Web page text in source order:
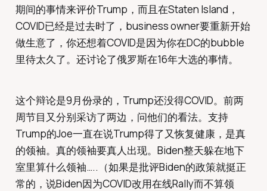
期间的事情来评价Trump，而且在Staten Island，
COVID已经是过去时了，business owner要重新开始
做生意了，你还想着COVID是因为你在DC的bubble
里待太久了。还讨论了俄罗斯在16年大选的事情。
这个辩论是9月份录的，Trump还没得COVID。前两
周节目又分别采访了两边，问他们的看法。支持
Trump的Joe一直在说Trump得了又恢复健康，是真
的领袖。真的领袖要真人出现。Biden整天躲在地下
室里算什么领袖…..（如果是批评Biden的政策就挺正
常的，说Biden因为COVID改用在线Rally而不算领